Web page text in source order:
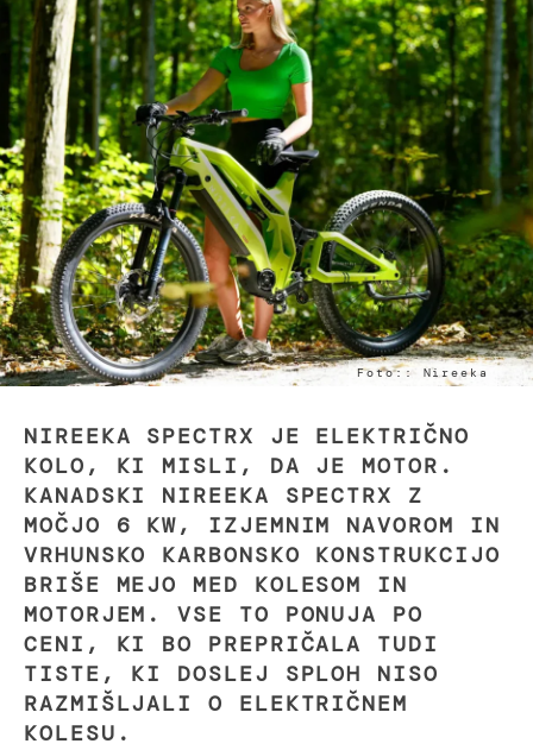
Foto:: Nireeka
NIREEKA SPECTRX JE ELEKTRIČNO
KOLO, KI MISLI, DA JE MOTOR.
KANADSKI NIREEKA SPECTRX Z
MOČJO 6 KW, IZJEMNIM NAVOROM IN
VRHUNSKO KARBONSKO KONSTRUKCIJO
BRIŠE MEJO MED KOLESOM IN
MOTORJEM. VSE TO PONUJA PO
CENI, KI BO PREPRIČALA TUDI
TISTE, KI DOSLEJ SPLOH NISO
RAZMIŠLJALI O ELEKTRIČNEM
KOLESU.